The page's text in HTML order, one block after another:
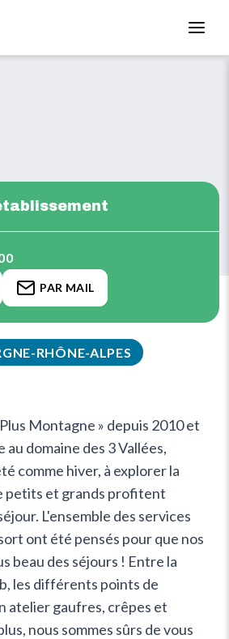
RHÔNE-ALPES
Montagne » depuis 2010 et
domaine des 3 Vallées,
comme hiver, à explorer la
petits et grands profitent
L'ensemble des services
ont été pensés pour que nos
beau des séjours ! Entre la
les différents points de
atelier gaufres, crêpes et
nous sommes sûrs de vous
PAR MAIL